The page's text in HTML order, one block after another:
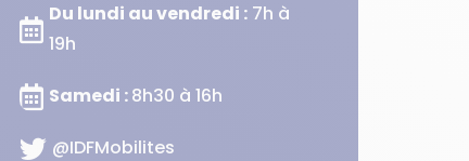
Du lundi au vendredi : 7h à
19h
Samedi :8h30 à 16h
@IDFMobilites